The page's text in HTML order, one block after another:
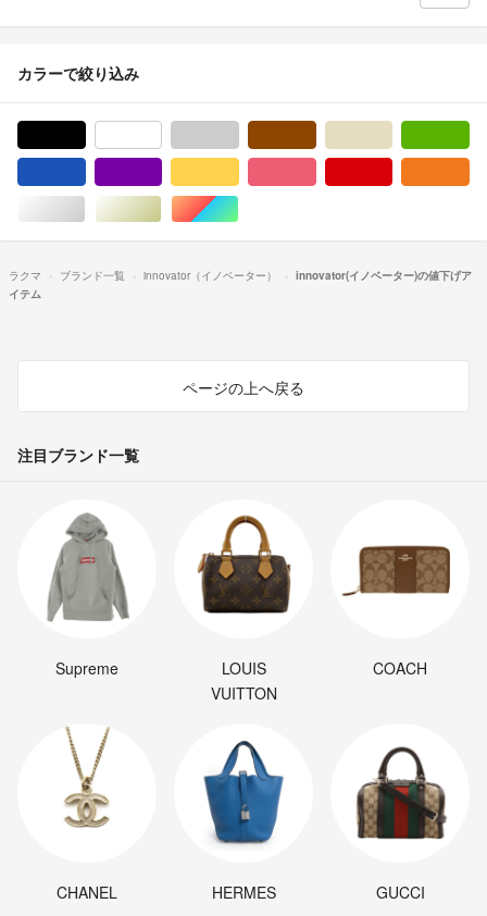
カラーで絞り込み
シルバー/銀色系ゴールド/金色系マルチカラー
ラクマ ブランド一覧 innovator（イノベーター）
innovator(イノベーター)の値下げア
イテム
ページの上へ戻る
注目ブランド一覧
Supreme
LOUIS
VUITTON
COACH
CHANEL HERMES GUCCI